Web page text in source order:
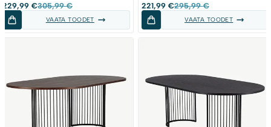
305,99€
Algne
hind
oli:
305,99 €.
229,99 €
Current
price
is:
229,99 €.
VAATA TOODET
295,99€
Algne
hind
oli:
295,99 €.
221,99 €
Current
price
is:
221,99 €.
VAATA TOODET